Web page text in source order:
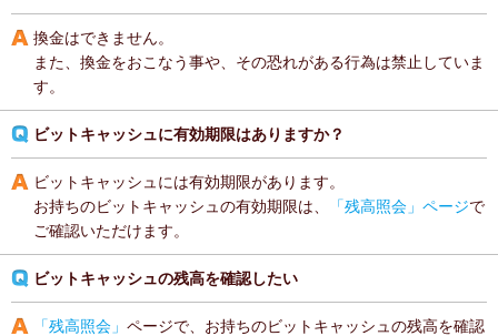
換金はできません。
また、換金をおこなう事や、その恐れがある行為は禁止していま
す。
ビットキャッシュに有効期限はありますか？
ビットキャッシュには有効期限があります。
お持ちのビットキャッシュの有効期限は、
「残高照会」ページで
ご確認いただけます。
ビットキャッシュの残高を確認したい
「残高照会」 ページで、お持ちのビットキャッシュの残高を確認